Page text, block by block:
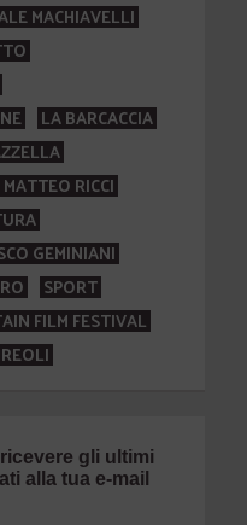
MACHIAVELLI
LA BARCACCIA
MATTEO RICCI
GEMINIANI
SPORT
FILM FESTIVAL
gli ultimi
alla tua e-mail